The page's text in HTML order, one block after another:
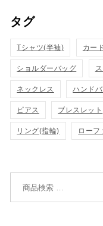
タグ
Tシャツ(半袖) カー
ショルダーバッグ
ネックレス ハンド
ピアス ブレスレット
リング(指輪) ローフ